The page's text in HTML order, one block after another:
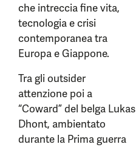
che intreccia fine vita,
tecnologia e crisi
contemporanea tra
Europa e Giappone.
Tra gli outsider
attenzione poi a
“Coward” del belga Lukas
Dhont, ambientato
durante la Prima guerra